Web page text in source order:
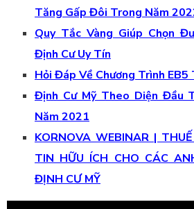
Tăng Gấp Đôi Trong Năm
Quy Tắc Vàng Giúp Chọn
Định Cư Uy Tín
Hỏi Đáp Về Chương Trình EB5
Định Cư Mỹ Theo Diện Đầu
Năm 2021
KORNOVA WEBINAR |
TIN HỮU ÍCH CHO CÁC
ĐỊNH CƯ MỸ